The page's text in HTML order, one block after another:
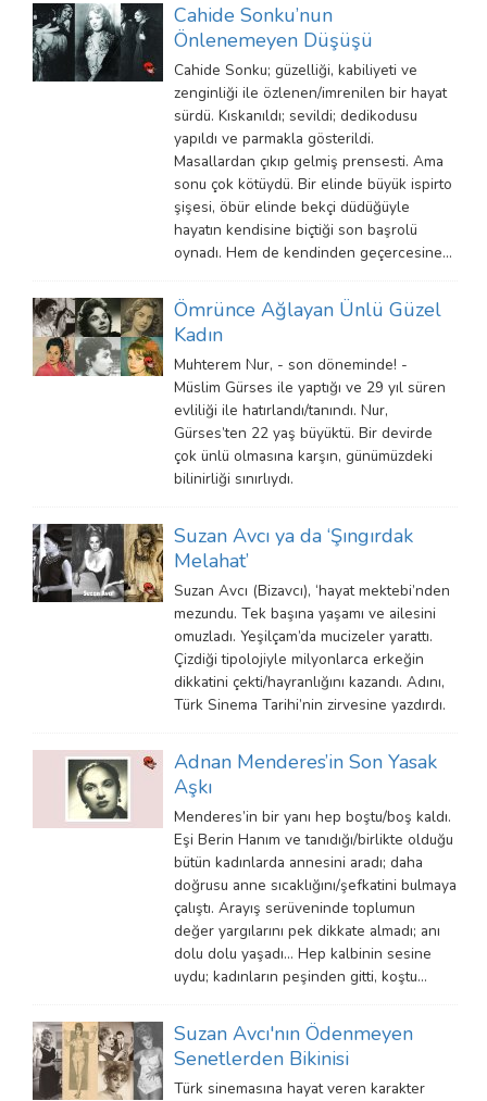
Cahide Sonku’nun
Önlenemeyen Düşüşü
Cahide Sonku; güzelliği, kabiliyeti ve
zenginliği ile özlenen/imrenilen bir hayat
sürdü. Kıskanıldı; sevildi; dedikodusu
yapıldı ve parmakla gösterildi.
Masallardan çıkıp gelmiş prensesti. Ama
sonu çok kötüydü. Bir elinde büyük ispirto
şişesi, öbür elinde bekçi düdüğüyle
hayatın kendisine biçtiği son başrolü
oynadı. Hem de kendinden geçercesine…
Ömrünce Ağlayan Ünlü Güzel
Kadın
Muhterem Nur, - son döneminde! -
Müslim Gürses ile yaptığı ve 29 yıl süren
evliliği ile hatırlandı/tanındı. Nur,
Gürses’ten 22 yaş büyüktü. Bir devirde
çok ünlü olmasına karşın, günümüzdeki
bilinirliği sınırlıydı.
Suzan Avcı ya da ‘Şıngırdak
Melahat’
Suzan Avcı (Bizavcı), ‘hayat mektebi’nden
mezundu. Tek başına yaşamı ve ailesini
omuzladı. Yeşilçam’da mucizeler yarattı.
Çizdiği tipolojiyle milyonlarca erkeğin
dikkatini çekti/hayranlığını kazandı. Adını,
Türk Sinema Tarihi’nin zirvesine yazdırdı.
Adnan Menderes’in Son Yasak
Aşkı
Menderes’in bir yanı hep boştu/boş kaldı.
Eşi Berin Hanım ve tanıdığı/birlikte olduğu
bütün kadınlarda annesini aradı; daha
doğrusu anne sıcaklığını/şefkatini bulmaya
çalıştı. Arayış serüveninde toplumun
değer yargılarını pek dikkate almadı; anı
dolu dolu yaşadı… Hep kalbinin sesine
uydu; kadınların peşinden gitti, koştu…
Suzan Avcı'nın Ödenmeyen
Senetlerden Bikinisi
Türk sinemasına hayat veren karakter